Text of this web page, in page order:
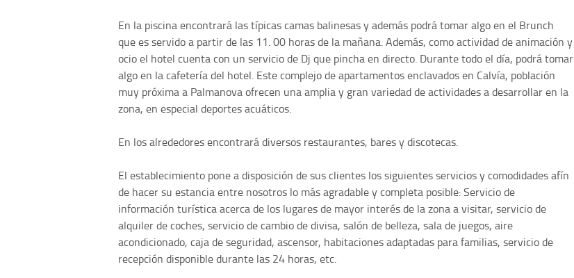
En la piscina encontrará las típicas camas balinesas y además podrá tomar algo en el Brunch
que es servido a partir de las 11. 00 horas de la mañana. Además, como actividad de animación y
ocio el hotel cuenta con un servicio de Dj que pincha en directo. Durante todo el día, podrá tomar
algo en la cafetería del hotel. Este complejo de apartamentos enclavados en Calvía, población
muy próxima a Palmanova ofrecen una amplia y gran variedad de actividades a desarrollar en la
zona, en especial deportes acuáticos.
En los alrededores encontrará diversos restaurantes, bares y discotecas.
El establecimiento pone a disposición de sus clientes los siguientes servicios y comodidades afín
de hacer su estancia entre nosotros lo más agradable y completa posible: Servicio de
información turística acerca de los lugares de mayor interés de la zona a visitar, servicio de
alquiler de coches, servicio de cambio de divisa, salón de belleza, sala de juegos, aire
acondicionado, caja de seguridad, ascensor, habitaciones adaptadas para familias, servicio de
recepción disponible durante las 24 horas, etc.